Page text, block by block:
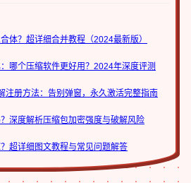
体？超详细合并教程（2024最新版）
哪个压缩软件更好用？2024年深度评测
注册方法：告别弹窗，永久激活完整指南
深度解析压缩包加密强度与破解风险
超详细图文教程与常见问题解答